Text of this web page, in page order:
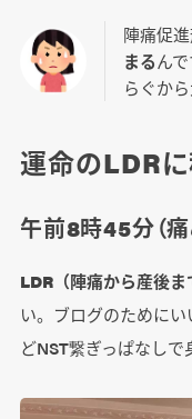
陣痛促進
まるん
らぐか
運命のLDR
午前8時45分（痛
LDR（陣痛から産後ま
い。ブログのために
どNST繋ぎっぱなしで